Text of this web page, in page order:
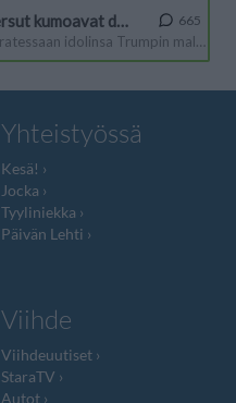
Yhteistyössä
Kesä!
Jocka
Tyyliniekka
Päivän Lehti
Viihde
Viihdeuutiset
StaraTV
Autot